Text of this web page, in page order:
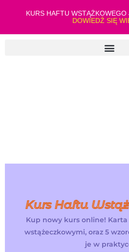
KURS HAFTU WSTĄŻKOWEGO
DOWIEDŹ SIĘ
Kurs Haftu
Kup nowy kurs online! Karta
wstążeczkowymi, oraz 5
je w